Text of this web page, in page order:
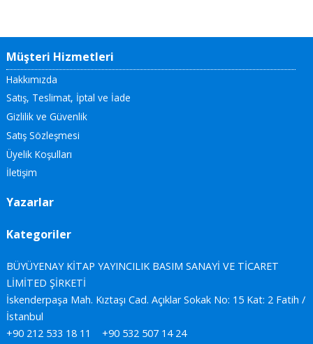
Müşteri Hizmetleri
Hakkımızda
Satış, Teslimat, İptal ve İade
Gizlilik ve Güvenlik
Satış Sözleşmesi
Üyelik Koşulları
İletişim
Yazarlar
Kategoriler
BÜYÜYENAY KİTAP YAYINCILIK BASIM SANAYİ VE TİCARET
LİMİTED ŞİRKETİ
İskenderpaşa Mah. Kıztaşı Cad. Açıklar Sokak No: 15 Kat: 2 Fatih /
İstanbul
+90 212 533 18 11
+90 532 507 14 24